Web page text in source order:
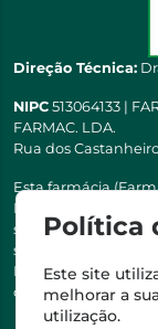
Direção Técnica:
NIPC 513064133 |
FARMAC. LDA.
Rua dos
Esta farmácia
INFARMED para a
saúde ao domicílio
sua receita tiver
Manipulados, estes
concelhos: Almada,
Política
Este site
melhorar a
utilização.